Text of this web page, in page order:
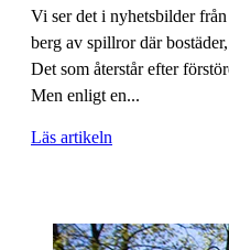
Vi ser det i nyhetsbilder
berg av spillror där
Det som återstår efter
Men enligt en...
Läs artikeln